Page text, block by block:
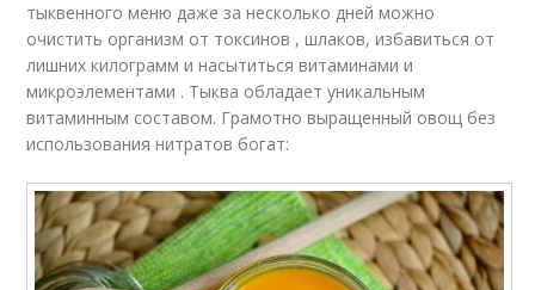
тыквенного меню даже за несколько дней можно
очистить организм от токсинов , шлаков, избавиться от
лишних килограмм и насытиться витаминами и
микроэлементами . Тыква обладает уникальным
витаминным составом. Грамотно выращенный овощ без
использования нитратов богат: